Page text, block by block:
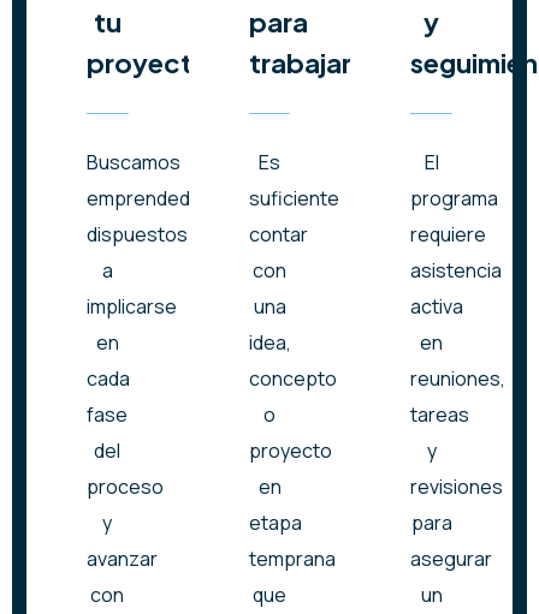
tu
proyecto
Buscamos
emprendedores
dispuestos
a
implicarse
en
cada
fase
del
proceso
y
avanzar
con
para
trabajar
Es
suficiente
contar
con
una
idea,
concepto
o
proyecto
en
etapa
temprana
que
y
El
programa
requiere
asistencia
activa
en
reuniones,
tareas
y
revisiones
para
asegurar
un